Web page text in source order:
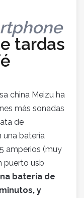
tardas
china Meizu ha
más sonadas
de
una batería
amperios (muy
puerto usb
batería de
y